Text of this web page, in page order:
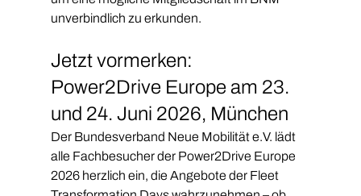
unverbindlich zu erkunden.
Jetzt vormerken:
Power2Drive Europe am 23.
und 24. Juni 2026, München
Der Bundesverband Neue Mobilität e.V. lädt
alle Fachbesucher der Power2Drive Europe
2026 herzlich ein, die Angebote der Fleet